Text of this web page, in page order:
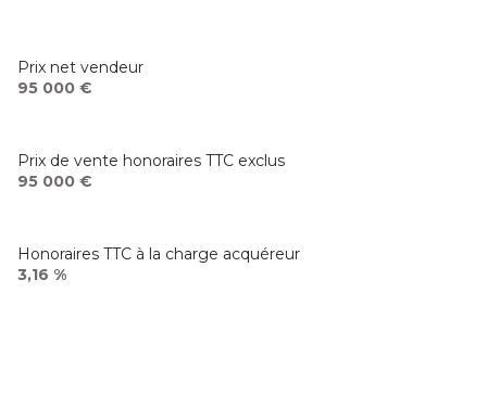
Prix net vendeur
95 000 €
Prix de vente honoraires TTC exclus
95 000 €
Honoraires TTC à la charge acquéreur
3,16 %